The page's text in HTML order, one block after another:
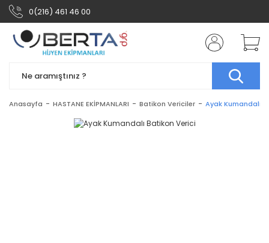
0(216) 461 46 00
Anasayfa HASTANE EKİPMANLARI Batikon Vericiler Ayak Kumandalı